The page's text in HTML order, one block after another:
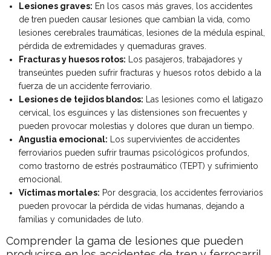
Lesiones graves: En los casos más graves, los accidentes
de tren pueden causar lesiones que cambian la vida, como
lesiones cerebrales traumáticas, lesiones de la médula espinal,
pérdida de extremidades y quemaduras graves.
Fracturas y huesos rotos: Los pasajeros, trabajadores y
transeúntes pueden sufrir fracturas y huesos rotos debido a la
fuerza de un accidente ferroviario.
Lesiones de tejidos blandos: Las lesiones como el latigazo
cervical, los esguinces y las distensiones son frecuentes y
pueden provocar molestias y dolores que duran un tiempo.
Angustia emocional: Los supervivientes de accidentes
ferroviarios pueden sufrir traumas psicológicos profundos,
como trastorno de estrés postraumático (TEPT) y sufrimiento
emocional.
Víctimas mortales: Por desgracia, los accidentes ferroviarios
pueden provocar la pérdida de vidas humanas, dejando a
familias y comunidades de luto.
Comprender la gama de lesiones que pueden